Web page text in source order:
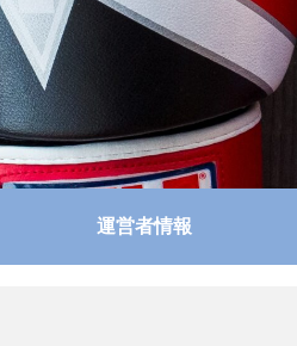
運営者情報